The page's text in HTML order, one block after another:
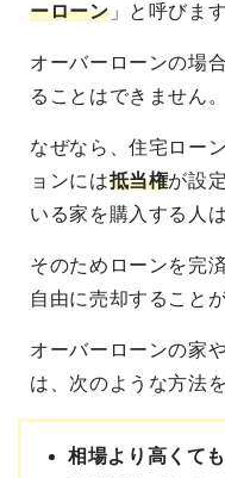
ーローン」と呼びます
オーバーローンの場
ることはできません。
なぜなら、住宅ロー
ョンには抵当権が設
いる家を購入する人
そのためローンを完
自由に売却すること
オーバーローンの家
は、次のような方法
相場より高くて